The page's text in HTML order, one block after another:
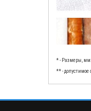
* - Размеры, мм:
** - допустимое